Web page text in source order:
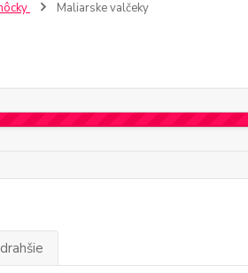
Maliarske valčeky